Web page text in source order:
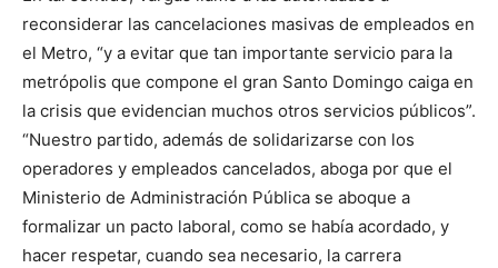
reconsiderar las cancelaciones masivas de empleados en
el Metro, “y a evitar que tan importante servicio para la
metrópolis que compone el gran Santo Domingo caiga en
la crisis que evidencian muchos otros servicios públicos”.
“Nuestro partido, además de solidarizarse con los
operadores y empleados cancelados, aboga por que el
Ministerio de Administración Pública se aboque a
formalizar un pacto laboral, como se había acordado, y
hacer respetar, cuando sea necesario, la carrera